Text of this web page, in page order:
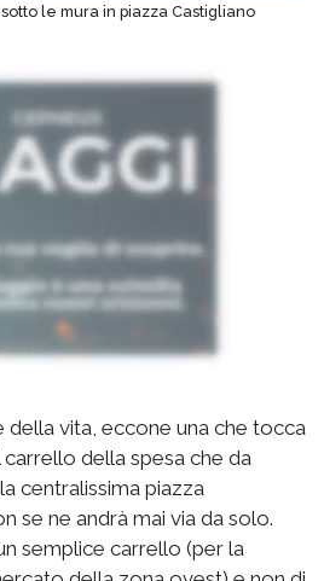
le mura in piazza Castigliano
vita, eccone una che tocca
carrello della spesa che da
centralissima piazza
se ne andrà mai via da solo.
semplice carrello (per la